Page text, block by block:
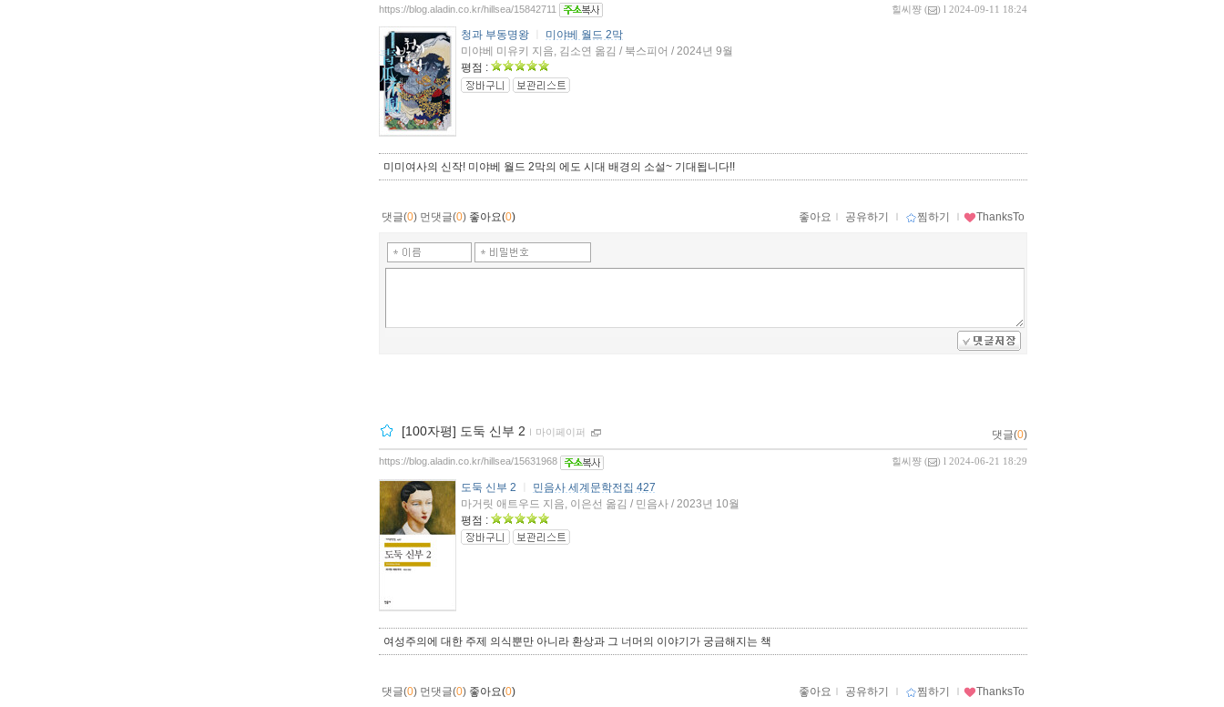
힐씨쨩 ( ) l 2024-09-11 18:24
https://blog.aladin.co.kr/hillsea/15842711
청과 부동명왕
미야베 월드 2막
미야베 미유키 지음, 김소연 옮김 / 북스피어 / 2024년 9월
평점 :
미미여사의 신작! 미야베 월드 2막의 에도 시대 배경의 소설~ 기대됩니다!!
댓글(0) 먼댓글(0) 좋아요(0) 좋아요 ｌ 공유하기 ｌ 찜하기 ｌ ThanksTo
[100자평] 도둑 신부 2 ｌ 마이페이퍼 댓글(0)
힐씨쨩 ( ) l 2024-06-21 18:29
https://blog.aladin.co.kr/hillsea/15631968
도둑 신부 2
민음사 세계문학전집 427
마거릿 애트우드 지음, 이은선 옮김 / 민음사 / 2023년 10월
평점 :
여성주의에 대한 주제 의식뿐만 아니라 환상과 그 너머의 이야기가 궁금해지는 책
댓글(0) 먼댓글(0) 좋아요(0) 좋아요 ｌ 공유하기 ｌ 찜하기 ｌ ThanksTo